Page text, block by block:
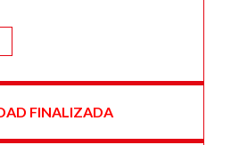
FINALIZADA